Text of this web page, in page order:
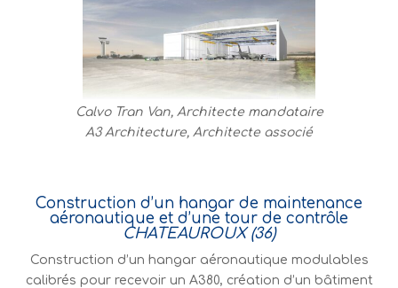
Calvo Tran Van, Architecte mandataire
A3 Architecture, Architecte associé
Construction d’un hangar de maintenance
aéronautique et d’une tour de contrôle
CHATEAUROUX (36)
Construction d’un hangar aéronautique modulables
calibrés pour recevoir un A380, création d’un bâtiment